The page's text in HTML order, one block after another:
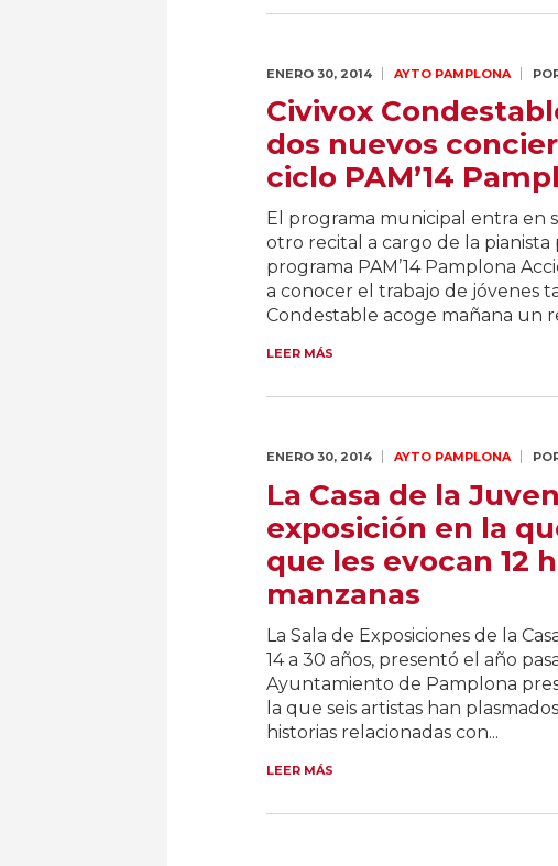
ENERO 30, 2014 AYTO PAMPLONA
Civivox
dos nuevos
ciclo PAM’14
El programa municipal entra en
otro recital a cargo de la
programa PAM’14 Pamplona
a conocer el trabajo de jóvenes
Condestable acoge mañana un
LEER MÁS
ENERO 30, 2014 AYTO PAMPLONA
La Casa de la
exposición en la
que les evocan 12
manzanas
La Sala de Exposiciones de la
14 a 30 años, presentó el año
Ayuntamiento de Pamplona
la que seis artistas han
historias relacionadas con...
LEER MÁS